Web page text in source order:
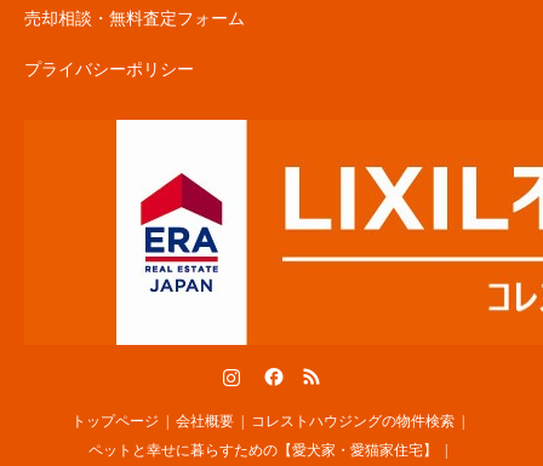
売却相談・無料査定フォーム
プライバシーポリシー
トップページ 会社概要
コレストハウジングの物件検索
ペットと幸せに暮らすための【愛犬家・愛猫家住宅】